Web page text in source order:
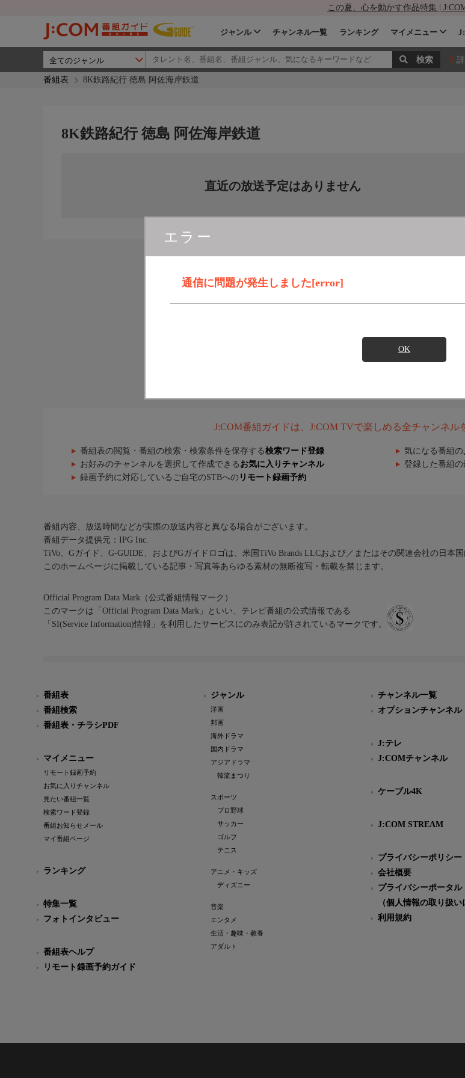
この夏、心を動かす作品特集 |
ジャンル チャンネル一覧 ランキング マイメニュー
番組表 8K鉄路紀行 徳島 阿佐海岸鉄道
エラー
通信に問題が発生しました[error]
OK
8K鉄路紀行 徳島 阿佐海岸鉄道
直近の放送予定はありません
J:COM番組ガイドは、J:COM TVで楽しめる全チャンネル
番組表の閲覧・番組の検索・検索条件を保存する検索ワード登録 気になる番組の
お好みのチャンネルを選択して作成できる お気に入りチャンネル 登録した番組
録画予約に対応しているご自宅のSTBへの リモート録画予約
番組内容、放送時間などが実際の放送内容と異なる場合がございます。
番組データ提供元：IPG Inc.
TiVo、Gガイド、G-GUIDE、およびGガイドロゴは、米国TiVo Brands LLCおよび／またはその関連会社の日本
このホームページに掲載している記事・写真等あらゆる素材の無断複写・転載を禁じます。
Official Program Data Mark（公式番組情報マーク）
このマークは「Official Program Data Mark」といい、テレビ番組の公式情報である
「SI(Service Information)情報」を利用したサービスにのみ表記が許されているマークです。
番組表
番組検索
番組表・チラシPDF
マイメニュー
リモート録画予約
お気に入りチャンネル
見たい番組一覧
検索ワード登録
番組お知らせメール
マイ番組ページ
ランキング
特集一覧
フォトインタビュー
番組表ヘルプ
リモート録画予約ガイド
ジャンル
洋画
邦画
海外ドラマ
国内ドラマ
アジアドラマ
韓流まつり
スポーツ
プロ野球
サッカー
ゴルフ
テニス
アニメ・キッズ
ディズニー
音楽
エンタメ
生活・趣味・教養
アダルト
チャンネル一覧
オプションチャンネル
J:テレ
J:COMチャンネル
ケーブル4K
J:COM STREAM
プライバシーポリシー
会社概要
プライバシーポータル
（個人情報の取り扱い
利用規約